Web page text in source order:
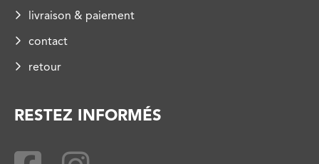
livraison & paiement
contact
retour
RESTEZ INFORMÉS